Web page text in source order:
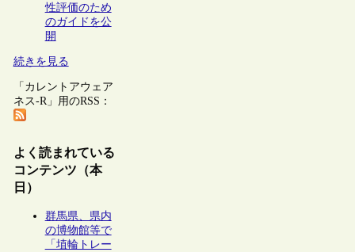
性評価のため
のガイドを公
開
続きを見る
「カレントアウェア
ネス-R」用のRSS：
よく読まれている
コンテンツ（本
日）
群馬県、県内
の博物館等で
「埴輪トレー